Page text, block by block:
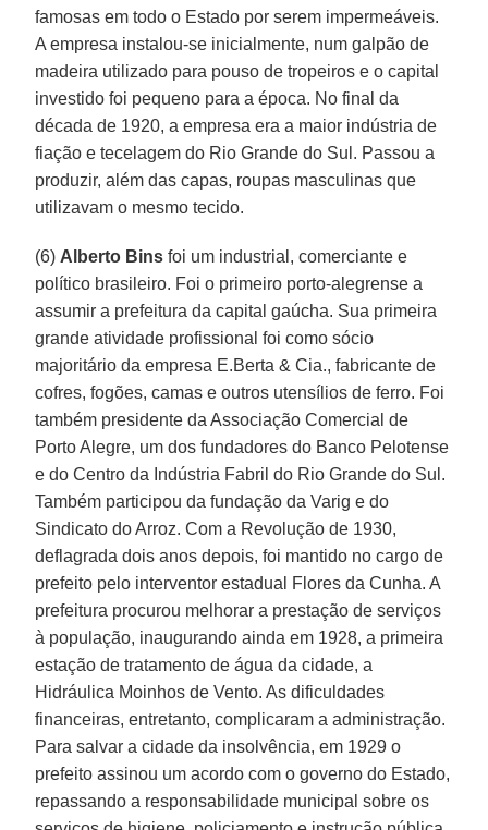
famosas em todo o Estado por serem impermeáveis.
A empresa instalou-se inicialmente, num galpão de
madeira utilizado para pouso de tropeiros e o capital
investido foi pequeno para a época. No final da
década de 1920, a empresa era a maior indústria de
fiação e tecelagem do Rio Grande do Sul. Passou a
produzir, além das capas, roupas masculinas que
utilizavam o mesmo tecido.
(6) Alberto Bins foi um industrial, comerciante e
político brasileiro. Foi o primeiro porto-alegrense a
assumir a prefeitura da capital gaúcha. Sua primeira
grande atividade profissional foi como sócio
majoritário da empresa E.Berta & Cia., fabricante de
cofres, fogões, camas e outros utensílios de ferro. Foi
também presidente da Associação Comercial de
Porto Alegre, um dos fundadores do Banco Pelotense
e do Centro da Indústria Fabril do Rio Grande do Sul.
Também participou da fundação da Varig e do
Sindicato do Arroz. Com a Revolução de 1930,
deflagrada dois anos depois, foi mantido no cargo de
prefeito pelo interventor estadual Flores da Cunha. A
prefeitura procurou melhorar a prestação de serviços
à população, inaugurando ainda em 1928, a primeira
estação de tratamento de água da cidade, a
Hidráulica Moinhos de Vento. As dificuldades
financeiras, entretanto, complicaram a administração.
Para salvar a cidade da insolvência, em 1929 o
prefeito assinou um acordo com o governo do Estado,
repassando a responsabilidade municipal sobre os